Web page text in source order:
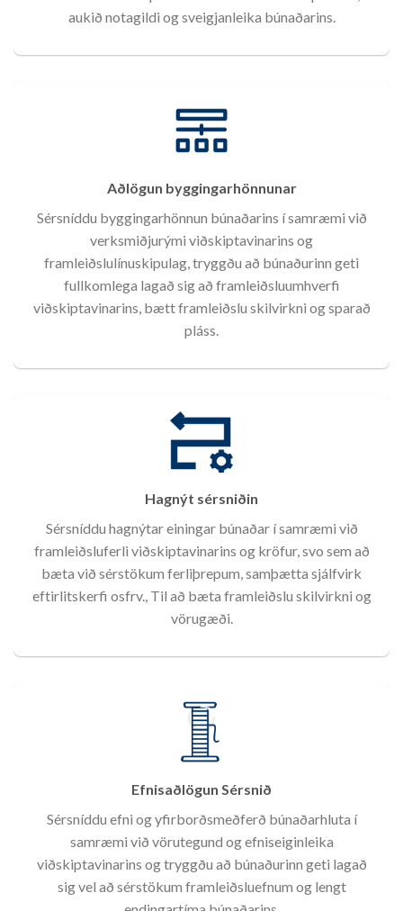
aukið notagildi og sveigjanleika búnaðarins.
Aðlögun byggingarhönnunar
Sérsníddu byggingarhönnun búnaðarins í samræmi við
verksmiðjurými viðskiptavinarins og
framleiðslulínuskipulag, tryggðu að búnaðurinn geti
fullkomlega lagað sig að framleiðsluumhverfi
viðskiptavinarins, bætt framleiðslu skilvirkni og sparað
pláss.
Hagnýt sérsniðin
Sérsníddu hagnýtar einingar búnaðar í samræmi við
framleiðsluferli viðskiptavinarins og kröfur, svo sem að
bæta við sérstökum ferliþrepum, samþætta sjálfvirk
eftirlitskerfi osfrv., Til að bæta framleiðslu skilvirkni og
vörugæði.
Efnisaðlögun Sérsnið
Sérsníddu efni og yfirborðsmeðferð búnaðarhluta í
samræmi við vörutegund og efniseiginleika
viðskiptavinarins og tryggðu að búnaðurinn geti lagað
sig vel að sérstökum framleiðsluefnum og lengt